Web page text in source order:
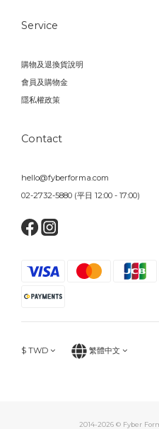
Service
購物及退換貨說明
會員及購物金
隱私權政策
Contact
hello@fyberforma.com
02-2732-5880 (平日 12:00 - 17:00)
$ TWD 繁體中文
2014-2026 © Fyber